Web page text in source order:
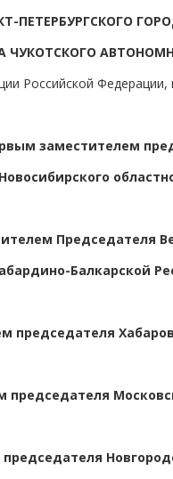
ПЕТЕРБУРГСКОГО
ЧУКОТСКОГО
Российской
заместителем
Новосибирского
Председателя
Балкарской
председателя
председателя